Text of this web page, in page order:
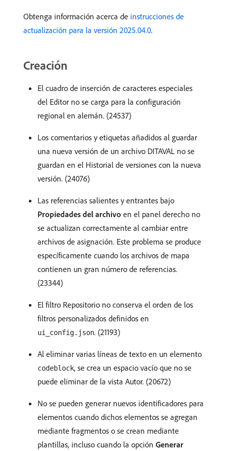
Obtenga información acerca de instrucciones de
actualización para la versión 2025.04.0.
Creación
El cuadro de inserción de caracteres especiales
del Editor no se carga para la configuración
regional en alemán. (24537)
Los comentarios y etiquetas añadidos al guardar
una nueva versión de un archivo DITAVAL no se
guardan en el Historial de versiones con la nueva
versión. (24076)
Las referencias salientes y entrantes bajo
Propiedades del archivo en el panel derecho no
se actualizan correctamente al cambiar entre
archivos de asignación. Este problema se produce
específicamente cuando los archivos de mapa
contienen un gran número de referencias.
(23344)
El filtro Repositorio no conserva el orden de los
filtros personalizados definidos en
ui_config.json. (21193)
Al eliminar varias líneas de texto en un elemento
codeblock, se crea un espacio vacío que no se
puede eliminar de la vista Autor. (20672)
No se pueden generar nuevos identificadores para
elementos cuando dichos elementos se agregan
mediante fragmentos o se crean mediante
plantillas, incluso cuando la opción Generar